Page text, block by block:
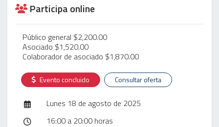
Participa online
Público general $2,200.00
Asociado $1,520.00
Colaborador de asociado $1,870.00
Evento concluido Consultar oferta
Lunes 18 de agosto de 2025
16:00 a 20:00 horas